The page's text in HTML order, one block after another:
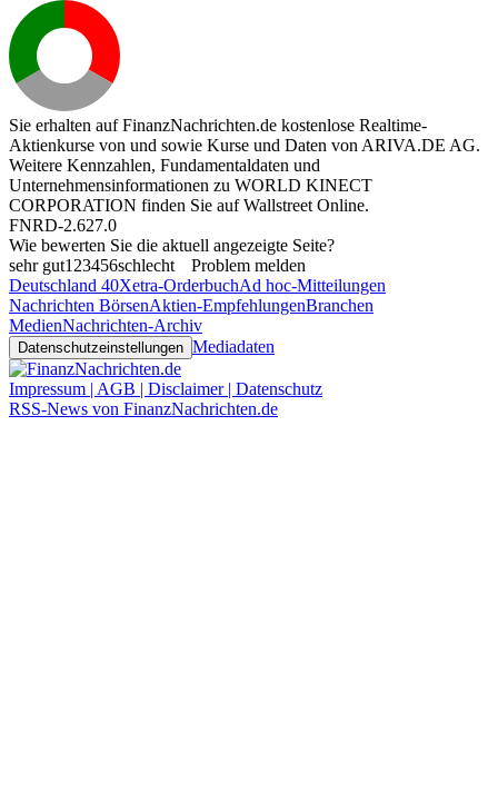
Sie erhalten auf FinanzNachrichten.de kostenlose Realtime-
Aktienkurse von und sowie Kurse und Daten von ARIVA.DE AG.
Weitere Kennzahlen, Fundamentaldaten und
Unternehmensinformationen zu WORLD KINECT
CORPORATION finden Sie aufWallstreet Online.
FNRD-2.627.0
Wie bewerten Sie die aktuell angezeigte Seite?
sehr gut1 23456schlecht
Problem melden
Deutschland 40Xetra-OrderbuchAd hoc-Mitteilungen
Nachrichten BörsenAktien-EmpfehlungenBranchen
MedienNachrichten-Archiv
Datenschutzeinstellungen Mediadaten
Impressum | AGB | Disclaimer | Datenschutz
RSS-News von FinanzNachrichten.de